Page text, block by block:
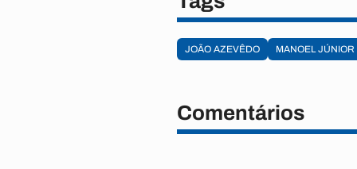
JOÃO AZEVÊDO MANOEL JÚNIOR
Comentários